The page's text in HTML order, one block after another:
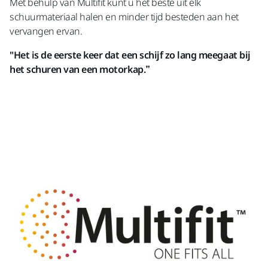
schuurmateriaal halen en minder tijd besteden aan het
vervangen ervan.
"Het is de eerste keer dat een schijf zo lang meegaat bij
het schuren van een motorkap.”